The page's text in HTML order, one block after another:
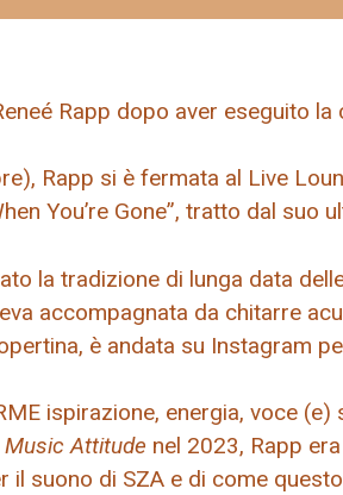
Rapp dopo aver eseguito la
Rapp si è fermata al Live
You’re Gone”, tratto dal suo
la tradizione di lunga data
accompagnata da chitarre
è andata su Instagram
ispirazione, energia, voce
Music Attitude nel 2023, Rapp
il suono di SZA e di come